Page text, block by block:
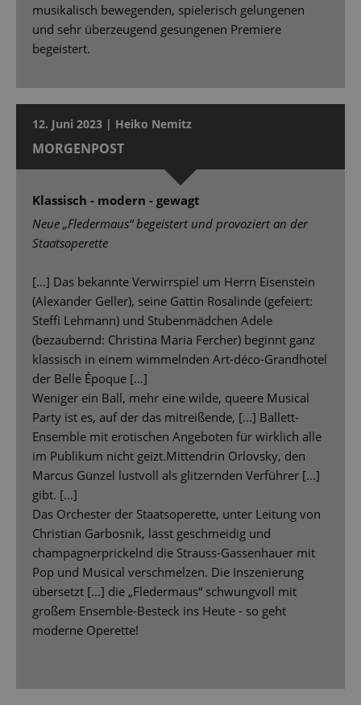
musikalisch bewegenden, spielerisch gelungenen
und sehr überzeugend gesungenen Premiere
begeistert.
12. Juni 2023 | Heiko Nemitz
MORGENPOST
Klassisch - modern - gewagt
Neue „Fledermaus“ begeistert und provoziert an der
Staatsoperette
[...] Das bekannte Verwirrspiel um Herrn Eisenstein
(Alexander Geller), seine Gattin Rosalinde (gefeiert:
Stefﬁ Lehmann) und Stubenmädchen Adele
(bezaubernd: Christina Maria Fercher) beginnt ganz
klassisch in einem wimmelnden Art-déco-Grandhotel
der Belle Époque […]
Weniger ein Ball, mehr eine wilde, queere Musical
Party ist es, auf der das mitreißende, [...] Ballett-
Ensemble mit erotischen Angeboten für wirklich alle
im Publikum nicht geizt.Mittendrin Orlovsky, den
Marcus Günzel lustvoll als glitzernden Verführer [...]
gibt. [...]
Das Orchester der Staatsoperette, unter Leitung von
Christian Garbosnik, lässt geschmeidig und
champagnerprickelnd die Strauss-Gassenhauer mit
Pop und Musical verschmelzen. Die Inszenierung
übersetzt [...] die „Fledermaus“ schwungvoll mit
großem Ensemble-Besteck ins Heute - so geht
moderne Operette!